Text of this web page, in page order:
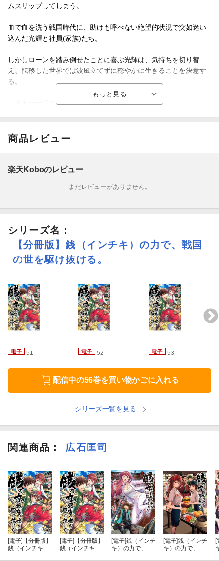
ムスリップしてしまう。
血で血を洗う戦国時代に、助けも呼べない絶望的状況で突如迷い
込んだ光輝と社員(家族)たち。
しかしローンを踏み倒せたことに喜ぶ光輝は、気持ちを切り替
え、転移した世界では波風立てずに穏やかに生きることを決意す
る。
「さぁーーてと、どう暮らそうか！」
光輝たち…。しかしそれは未来人ならではのとんでもない稼ぎ方
(インチキ)だった!!
群雄割拠の戦国時代に銭の力で未来人介入!?
織田信長をはじめ有名武将も次々巻き込む、痛快成り上がり冒険
商品レビュー
楽天Koboのレビュー
まだレビューがありません。
シリーズ名：
【分冊版】銭（インチキ）の力で、戦国
の世を駆け抜ける。
51 52 53
配信中の56巻を買い物かごに入れる
シリーズ一覧を見る
関連商品 ： 広石匡司
[電子] 【分冊版】
銭（インチキ）
[電子] 【分冊版】
銭（インチキ）
[電子]銭（インチ
キ）の力で、戦
[電子]銭（インチ
キ）の力で、戦
[